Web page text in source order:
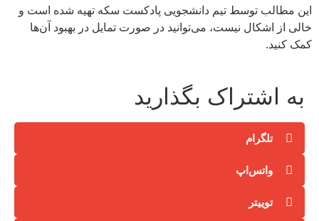
این مطالب توسط تیم دانشجویی پادکست سکه تهیه شده است و
خالی از اشکال نیست، می‌توانید در صورت تمایل در بهبود آن‌ها
کمک کنید.
به اشتراک بگذارید
تلگرام
واتس‌اپ
توییتر